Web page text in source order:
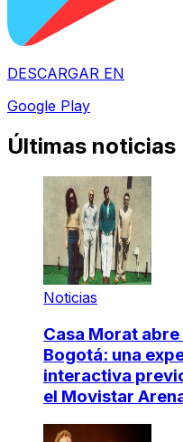
DESCARGAR EN
Google Play
Últimas noticias
Noticias
Casa Morat
Bogotá: una
interactiva
el Movistar